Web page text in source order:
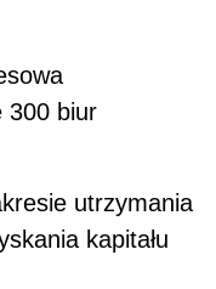
300 biur
utrzymania
kapitału